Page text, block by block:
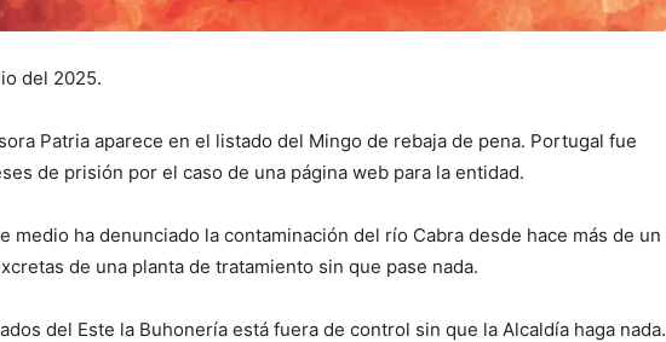
del 2025.
Patria aparece en el listado del Mingo de rebaja de pena. Portugal fue
de prisión por el caso de una página web para la entidad.
medio ha denunciado la contaminación del río Cabra desde hace más de un
de una planta de tratamiento sin que pase nada.
del Este la Buhonería está fuera de control sin que la Alcaldía haga nada.